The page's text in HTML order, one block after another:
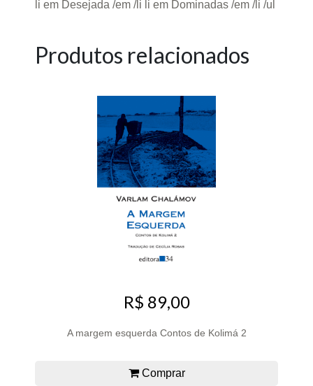
li em Desejada /em /li li em Dominadas /em /li /ul
Produtos relacionados
R$ 89,00
A margem esquerda Contos de Kolimá 2
Comprar